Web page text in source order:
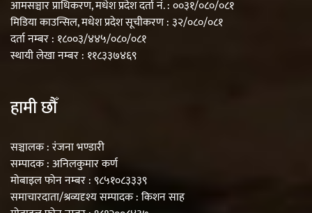
आमसञ्चार प्राधिकरण, मधेश प्रदेश दर्ता नं. : ००३१/०८०/०८१
मिडिया काउन्सिल, मधेश प्रदेश सूचीकरण : ३२/०८०/०८१
दर्ता नम्बर : १८००३/४४५/०८०/०८१
स्थायी लेखा नम्बर : ११८३३७४६९
हामी छौँ
सञ्चालक : रंजना भण्डारी
सम्पादक : अनिलकुमार कर्ण
मोबाइल फोन नम्बर : ९८५१०८३३३९
समाचारदाता/श्रव्यदृश्य सम्पादक : किशन साह